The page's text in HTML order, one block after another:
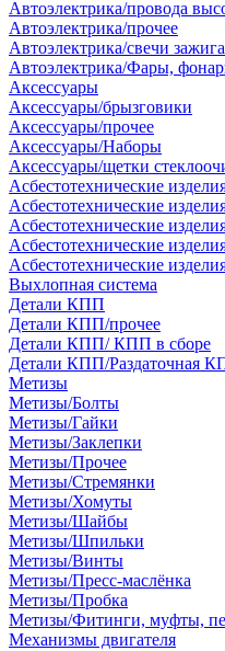
Автоэлектрика/провода
Автоэлектрика/прочее
Автоэлектрика/свечи
Автоэлектрика/Фары,
Аксессуары
Аксессуары/брызговики
Аксессуары/прочее
Аксессуары/Наборы
Аксессуары/щетки
Асбестотехнические
Асбестотехнические
Асбестотехнические
Асбестотехнические
Асбестотехнические
Выхлопная система
Детали КПП
Детали КПП/прочее
Детали КПП/ КПП в сборе
Детали КПП/Раздаточная
Метизы
Метизы/Болты
Метизы/Гайки
Метизы/Заклепки
Метизы/Прочее
Метизы/Стремянки
Метизы/Хомуты
Метизы/Шайбы
Метизы/Шпильки
Метизы/Винты
Метизы/Пресс-маслёнка
Метизы/Пробка
Метизы/Фитинги, муфты,
Механизмы двигателя